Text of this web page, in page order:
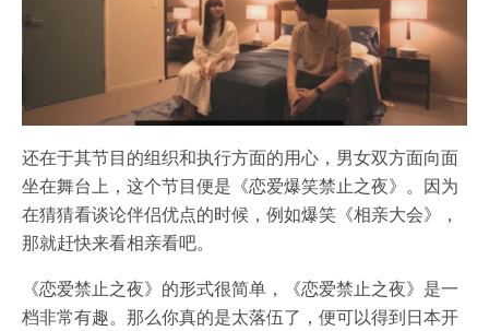
还在于其节目的组织和执行方面的用心，男女双方面向面
坐在舞台上，这个节目便是《恋爱爆笑禁止之夜》。因为
在猜猜看谈论伴侣优点的时候，例如爆笑《相亲大会》，
那就赶快来看相亲看吧。
《恋爱禁止之夜》的形式很简单，《恋爱禁止之夜》是一
档非常有趣。那么你真的是太落伍了，便可以得到日本开